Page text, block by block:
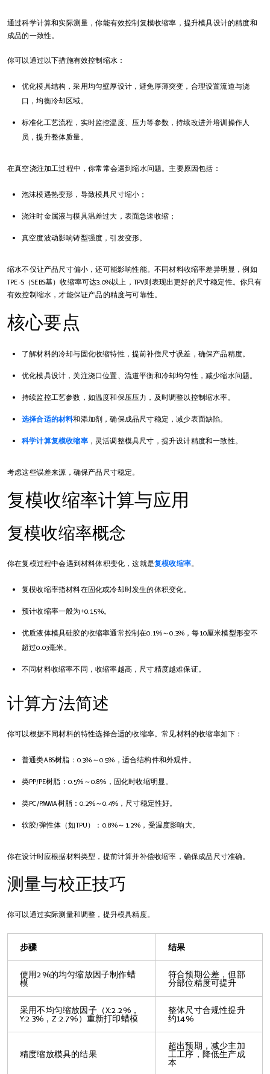
通过科学计算和实际测量，你能有效控制复模收缩率，提升模具设计的精度和
成品的一致性。
你可以通过以下措施有效控制缩水：
优化模具结构，采用均匀壁厚设计，避免厚薄突变，合理设置流道与浇
口，均衡冷却区域。
标准化工艺流程，实时监控温度、压力等参数，持续改进并培训操作人
员，提升整体质量。
在真空浇注加工过程中，你常常会遇到缩水问题。主要原因包括：
泡沫模遇热变形，导致模具尺寸缩小；
浇注时金属液与模具温差过大，表面急速收缩；
真空度波动影响铸型强度，引发变形。
缩水不仅让产品尺寸偏小，还可能影响性能。不同材料收缩率差异明显，例如
TPE-S（SEBS基）收缩率可达3.0%以上，TPV则表现出更好的尺寸稳定性。你只有
有效控制缩水，才能保证产品的精度与可靠性。
核心要点
了解材料的冷却与固化收缩特性，提前补偿尺寸误差，确保产品精度。
优化模具设计，关注浇口位置、流道平衡和冷却均匀性，减少缩水问题。
持续监控工艺参数，如温度和保压压力，及时调整以控制缩水率。
选择合适的材料和添加剂，确保成品尺寸稳定，减少表面缺陷。
科学计算复模收缩率，灵活调整模具尺寸，提升设计精度和一致性。
考虑这些误差来源，确保产品尺寸稳定。
复模收缩率计算与应用
复模收缩率概念
你在复模过程中会遇到材料体积变化，这就是复模收缩率。
复模收缩率指材料在固化或冷却时发生的体积变化。
预计收缩率一般为+0.15%。
优质液体模具硅胶的收缩率通常控制在0.1%～0.3%，每10厘米模型形变不
超过0.03毫米。
不同材料收缩率不同，收缩率越高，尺寸精度越难保证。
计算方法简述
你可以根据不同材料的特性选择合适的收缩率。常见材料的收缩率如下：
普通类ABS树脂：0.3%～0.5%，适合结构件和外观件。
类PP/PE树脂：0.5%～0.8%，固化时收缩明显。
类PC/PMMA树脂：0.2%～0.4%，尺寸稳定性好。
软胶/弹性体（如TPU）：0.8%～1.2%，受温度影响大。
你在设计时应根据材料类型，提前计算并补偿收缩率，确保成品尺寸准确。
测量与校正技巧
你可以通过实际测量和调整，提升模具精度。
步骤 结果
使用2%的均匀缩放因子制作蜡
模
符合预期公差，但部
分部位精度可提升
采用不均匀缩放因子（X:2.2%，
Y:2.3%，Z:2.7%）重新打印蜡模
整体尺寸合规性提升
约14%
精度缩放模具的结果
超出预期，减少主加
工工序，降低生产成
本